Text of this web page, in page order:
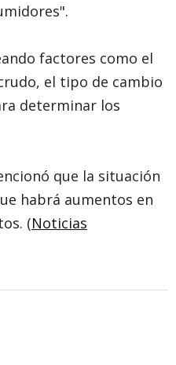
factores como el
el tipo de cambio
determinar los
que la situación
habrá aumentos en
(Noticias